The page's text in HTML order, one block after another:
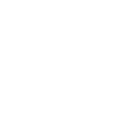
El Dreamland Gran
Mandaba el Granca e
y Balcerowski ayudó a
se puso por delante en el
pero contrarrestó el
El segundo cuarto bajó el
disputas individuales se